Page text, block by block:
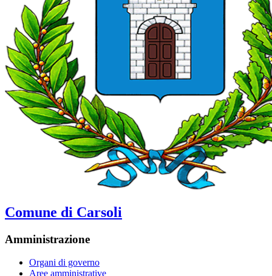
Comune di Carsoli
Amministrazione
Organi di governo
Aree amministrative